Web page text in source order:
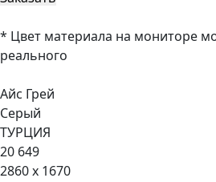
* Цвет материала на мониторе
реального
Айс Грей
Серый
ТУРЦИЯ
20 649
2860 x 1670